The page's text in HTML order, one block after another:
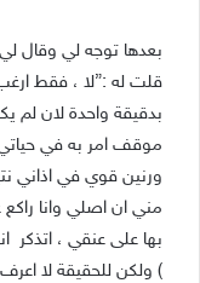
بعدها توجه لي وقال
قلت له :”لا ، فقط
بدقيقة واحدة لان لم
موقف امر به في حياتي
ورنين قوي في اذاني
مني ان اصلي وانا
بها على عنقي ، اتذكر
) ولكن للحقيقة لا